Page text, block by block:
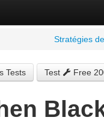
Stratégies
Tests Test Free